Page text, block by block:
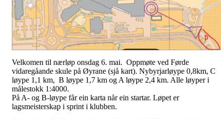
Velkomen til nærløp onsdag 6. mai. Oppmøte ved Førde
vidaregåande skule på Øyrane (sjå kart). Nybyrjarløype 0,8km, C
løype 1,1 km, B løype 1,7 km og A løype 2,4 km. Alle løyper i
målestokk 1:4000.
På A- og B-løype får ein karta når ein startar. Løpet er
lagsmeisterskap i sprint i klubben.